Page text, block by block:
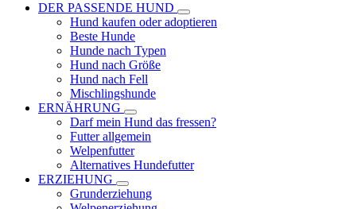
DER PASSENDE HUND
Hund kaufen oder adoptieren
Beste Hunde
Hunde nach Typen
Hund nach Größe
Hund nach Fell
Mischlingshunde
ERNÄHRUNG
Darf mein Hund das fressen?
Futter allgemein
Welpenfutter
Alternatives Hundefutter
ERZIEHUNG
Grunderziehung